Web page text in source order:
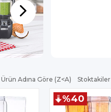
Ürün Adına Göre (Z<A) Stoktakiler
%40